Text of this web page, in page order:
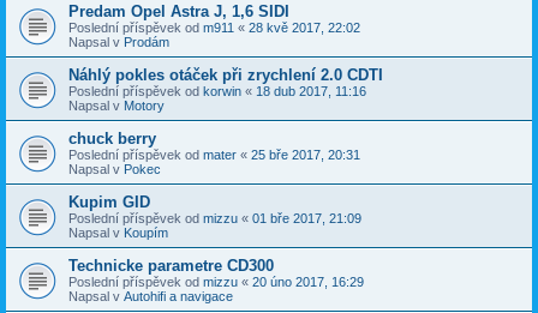
Predam Opel Astra J, 1,6 SIDI
Poslední příspěvek od m911 « 28 kvě 2017, 22:02
Napsal v Prodám
Náhlý pokles otáček při zrychlení 2.0 CDTI
Poslední příspěvek od korwin « 18 dub 2017, 11:16
Napsal v Motory
chuck berry
Poslední příspěvek od mater « 25 bře 2017, 20:31
Napsal v Pokec
Kupim GID
Poslední příspěvek od mizzu « 01 bře 2017, 21:09
Napsal v Koupím
Technicke parametre CD300
Poslední příspěvek od mizzu « 20 úno 2017, 16:29
Napsal v Autohifi a navigace